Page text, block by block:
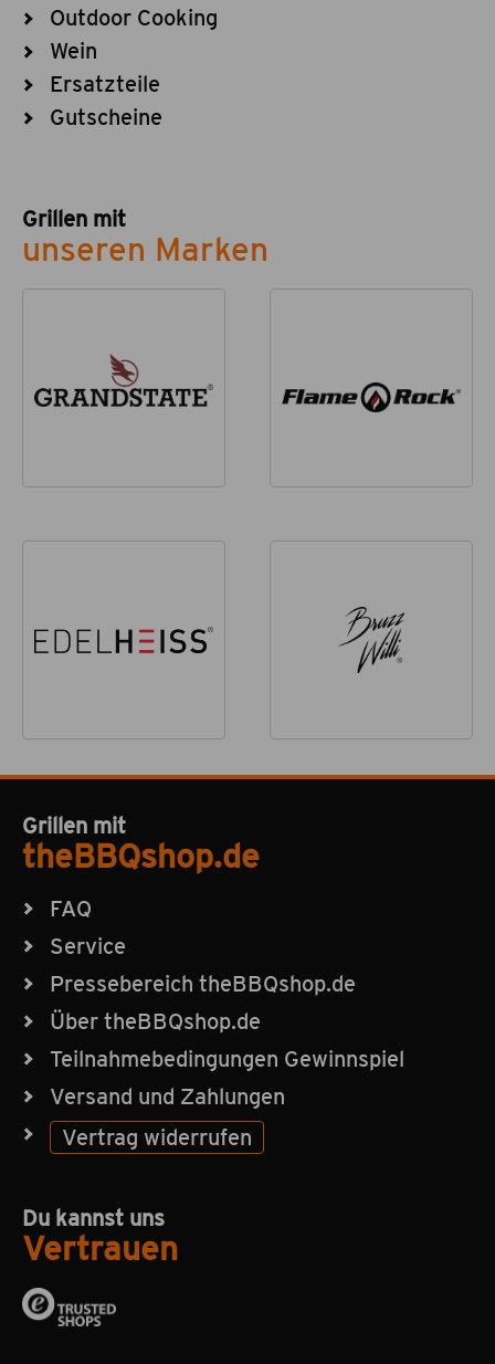
Outdoor Cooking
Wein
Ersatzteile
Gutscheine
Grillen mit
unseren Marken
Grillen mit
theBBQshop.de
FAQ
Service
Pressebereich theBBQshop.de
Über theBBQshop.de
Teilnahmebedingungen Gewinnspiel
Versand und Zahlungen
Vertrag widerrufen
Du kannst uns
Vertrauen